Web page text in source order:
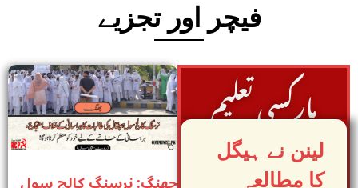
فیچر اور تجزیے
مارکسی تعلیم
لینن نے ہیگل
کا مطالعہ